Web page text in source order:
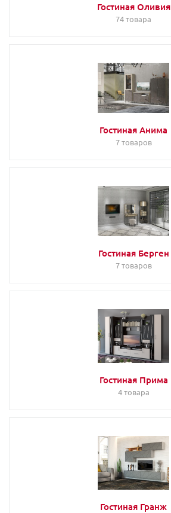
Гостиная Оливия
74 товара
Гостиная Анима
7 товаров
Гостиная Берген
7 товаров
Гостиная Прима
4 товара
Гостиная Гранж